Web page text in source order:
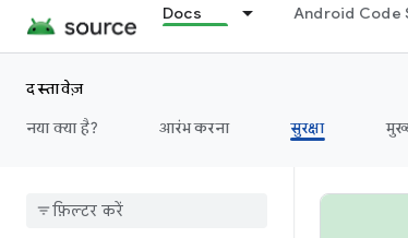
Docs Android Code
दस्तावेज़
नया क्या है?
आरंभ करना सुरक्षा